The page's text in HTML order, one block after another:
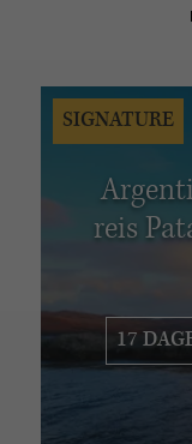
reis
17
SIGNATURE